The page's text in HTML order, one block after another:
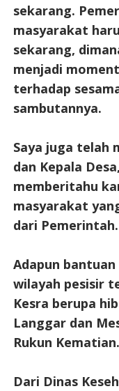
sekarang.
masyarakat
sekarang,
menjadi
terhadap
sambutannya.
Saya juga telah
dan Kepala
memberitahu
masyarakat
dari Pemerintah.
Adapun
wilayah pesisir
Kesra berupa
Langgar dan
Rukun Kematian.
Dari Dinas